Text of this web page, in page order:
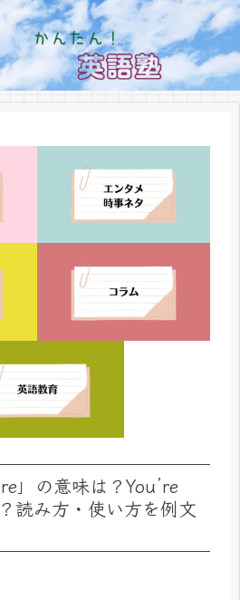
」の意味は？You’re
読み方・使い方を例文